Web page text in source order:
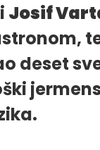
Josif
deset